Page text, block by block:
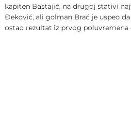
kapiten Bastajić, na drugoj stativi
Đeković, ali golman Brać je uspeo
ostao rezultat iz prvog poluvremena –